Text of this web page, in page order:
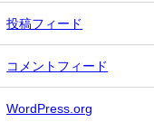
投稿フィード
コメントフィード
WordPress.org